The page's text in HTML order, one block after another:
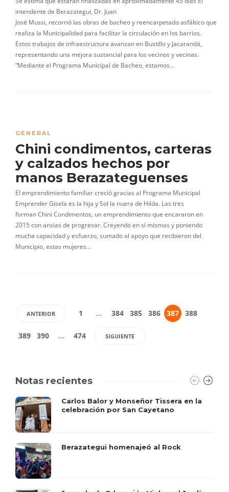
intendente de Berazategui, Dr. Juan
José Mussi, recorrió las obras de bacheo y reencarpetado asfáltico que
realiza la Municipalidad para facilitar la circulación en los barrios.
Estos trabajos de infraestructura avanzan en Bustillo y Jacarandá,
representando una mejora sustancial para los vecinos y vecinas.
“Mediante el Programa Municipal de Bacheo, estamos…
GENERAL
Chini condimentos, carteras
y calzados hechos por
manos Berazateguenses
El emprendimiento familiar creció gracias al Programa Municipal
Emprender Gisela es la hija y Sol la nuera de Hilda. Las tres
forman Chini Condimentos, un emprendimiento que encararon en
2015 con ansias de progresar. Creyendo en sí mismas y poniendo
mucha capacidad y esfuerzo, sumado al apoyo que recibieron del
Municipio, estas mujeres…
ANTERIOR 1 … 384 385 386 387 388
389 390 … 474 SIGUIENTE
Notas recientes
Carlos Balor y Monseñor Tissera en la
celebración por San Cayetano
Berazategui homenajeó al Rock